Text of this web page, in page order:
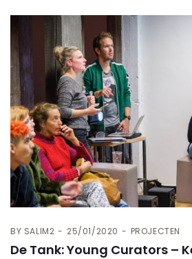
BY SALIM2 25/01/2020 PROJECTEN
De Tank: Young Curators –